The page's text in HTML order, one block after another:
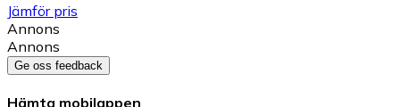
Jämför pris
Annons
Annons
Ge oss feedback
Hämta mobilappen